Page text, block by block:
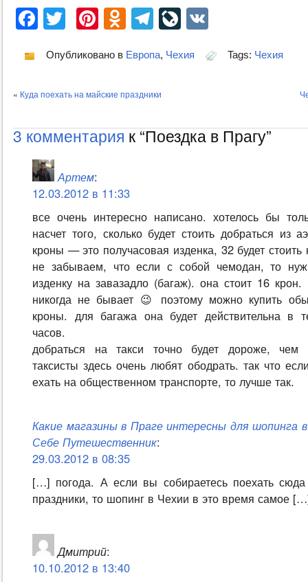
Facebook
TwitterPinterest
Odnoklassniki
Telegram
LiveJournal
Опубликовано в Европа, Чехия Tags: Чехия
« Куда поехать на майские праздники
3 комментарияк “Поездка в Прагу”
Артем:
12.03.2012 в 11:33
все очень интересно написано. хотелось бы
насчет того, сколько будет стоить добраться из
кроны — это получасовая изденка, 32 будет
не забываем, что если с собой чемодан, то
изденку на завазадло (багаж). она стоит 16
никогда не бывает 😉 поэтому можно купить
кроны. для багажа она будет действительна в
часов.
добраться на такси точно будет дороже, чем
таксисты здесь очень любят ободрать. так что
ехать на общественном транспорте, то лучше так.
Какие магазины в Праге интересны для шопинга
Себе Путешественник:
29.03.2012 в 08:35
[…] погода. А если вы собираетесь поехать
праздники, то шопинг в Чехии в это время самое
Дмитрий:
10.10.2012 в 13:40